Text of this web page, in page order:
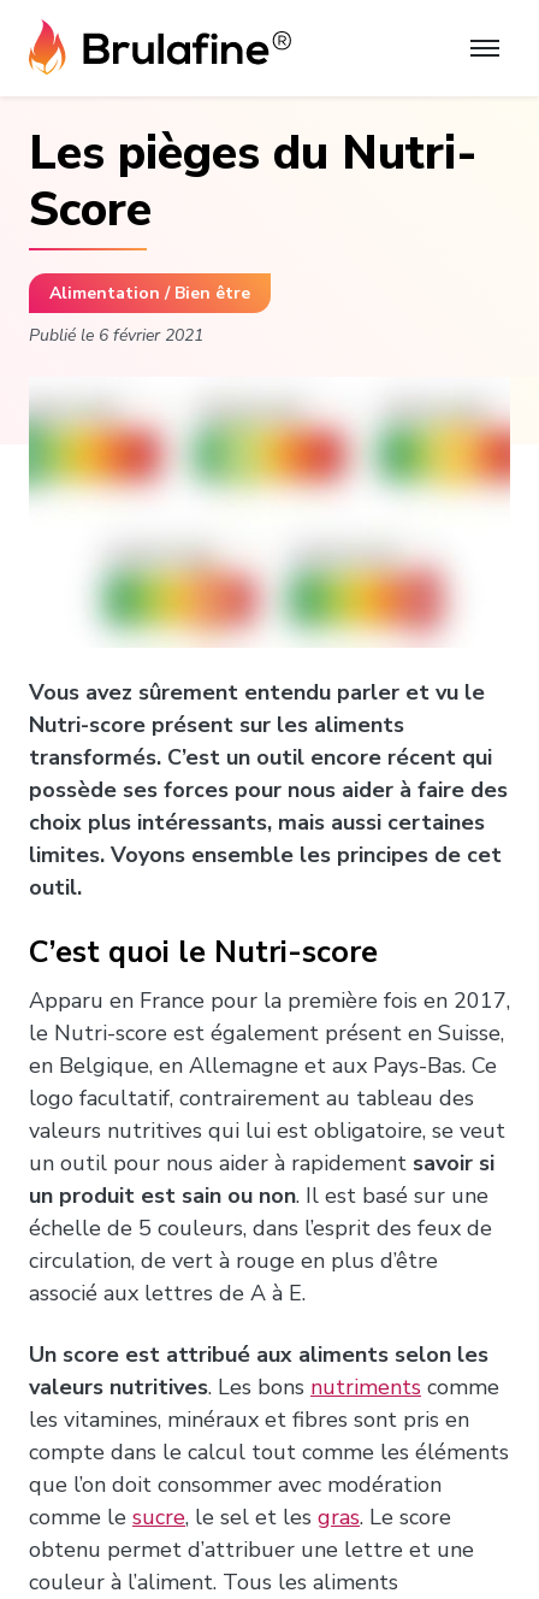
content
Les pièges du Nutri-
Score
Alimentation / Bien être
Publié le 6 février 2021
Vous avez sûrement entendu parler et vu le
Nutri-score présent sur les aliments
transformés. C’est un outil encore récent qui
possède ses forces pour nous aider à faire des
choix plus intéressants, mais aussi certaines
limites. Voyons ensemble les principes de cet
outil.
C’est quoi le Nutri-score
Apparu en France pour la première fois en 2017,
le Nutri-score est également présent en Suisse,
en Belgique, en Allemagne et aux Pays-Bas. Ce
logo facultatif, contrairement au tableau des
valeurs nutritives qui lui est obligatoire, se veut
un outil pour nous aider à rapidement savoir si
un produit est sain ou non. Il est basé sur une
échelle de 5 couleurs, dans l’esprit des feux de
circulation, de vert à rouge en plus d’être
associé aux lettres de A à E.
Un score est attribué aux aliments selon les
valeurs nutritives. Les bons nutriments comme
les vitamines, minéraux et fibres sont pris en
compte dans le calcul tout comme les éléments
que l’on doit consommer avec modération
comme le sucre, le sel et les gras. Le score
obtenu permet d’attribuer une lettre et une
couleur à l’aliment. Tous les aliments